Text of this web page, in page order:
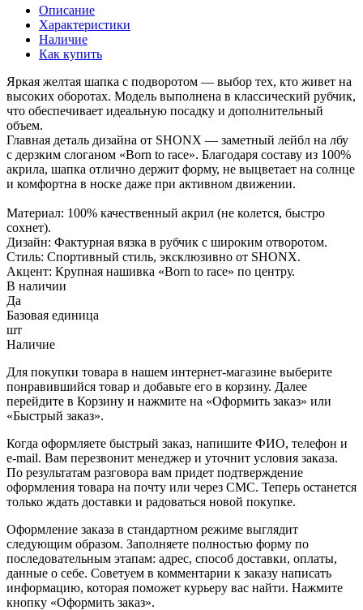
Описание
Характеристики
Наличие
Как купить
Яркая желтая шапка с подворотом — выбор тех, кто живет на
высоких оборотах. Модель выполнена в классический рубчик,
что обеспечивает идеальную посадку и дополнительный
объем.
Главная деталь дизайна от SHONX — заметный лейбл на лбу
с дерзким слоганом «Born to race». Благодаря составу из 100%
акрила, шапка отлично держит форму, не выцветает на солнце
и комфортна в носке даже при активном движении.
Материал: 100% качественный акрил (не колется, быстро
сохнет).
Дизайн: Фактурная вязка в рубчик с широким отворотом.
Стиль: Спортивный стиль, эксклюзивно от SHONX.
Акцент: Крупная нашивка «Born to race» по центру.
В наличии
Да
Базовая единица
шт
Наличие
Для покупки товара в нашем интернет-магазине выберите
понравившийся товар и добавьте его в корзину. Далее
перейдите в Корзину и нажмите на «Оформить заказ» или
«Быстрый заказ».
Когда оформляете быстрый заказ, напишите ФИО, телефон и
e-mail. Вам перезвонит менеджер и уточнит условия заказа.
По результатам разговора вам придет подтверждение
оформления товара на почту или через СМС. Теперь останется
только ждать доставки и радоваться новой покупке.
Оформление заказа в стандартном режиме выглядит
следующим образом. Заполняете полностью форму по
последовательным этапам: адрес, способ доставки, оплаты,
данные о себе. Советуем в комментарии к заказу написать
информацию, которая поможет курьеру вас найти. Нажмите
кнопку «Оформить заказ».